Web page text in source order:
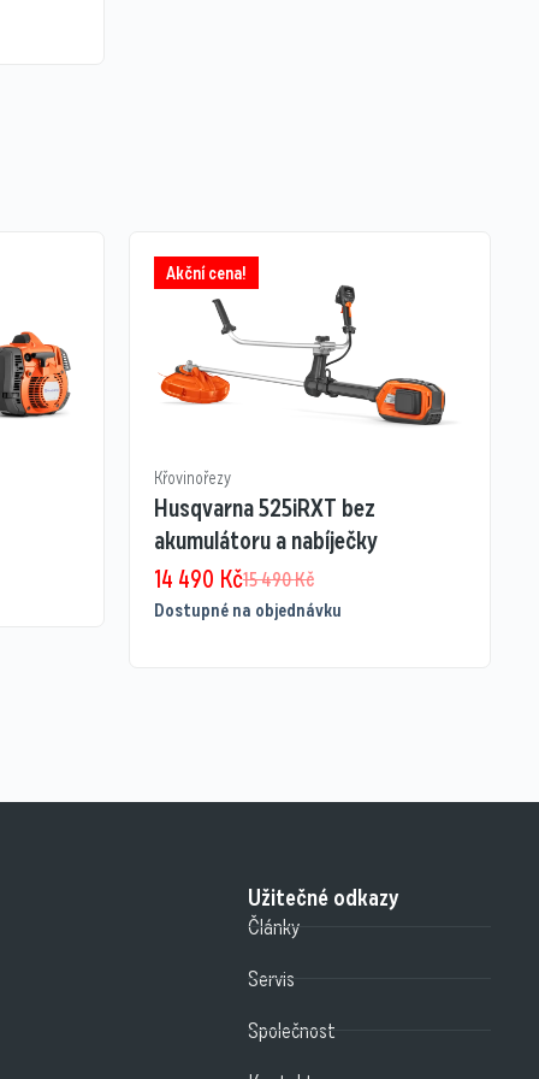
Akční cena!
Křovinořezy
Husqvarna 525iRXT bez
akumulátoru a nabíječky
15 490Kč
14 490 Kč
Dostupné na objednávku
Užitečné odkazy
Články
Servis
Společnost